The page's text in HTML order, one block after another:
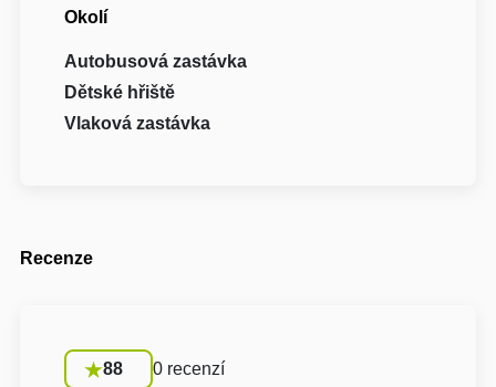
Okolí
Autobusová zastávka
Dětské hřiště
Vlaková zastávka
Recenze
88 0 recenzí